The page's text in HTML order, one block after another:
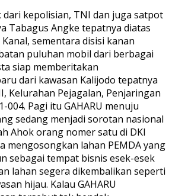
dari kepolisian, TNI dan juga satpot
Tabagus Angke tepatnya diatas
sementara disisi kanan
puluhan mobil dari berbagai
siap memberitakan
dari kawasan Kalijodo tepatnya
Kelurahan Pejagalan, Penjaringan
004. Pagi itu GAHARU menuju
sedang menjadi sorotan nasional
Ahok orang nomer satu di DKI
mengosongkan lahan PEMDA yang
sebagai tempat bisnis esek-esek
lahan segera dikembalikan seperti
hijau. Kalau GAHARU